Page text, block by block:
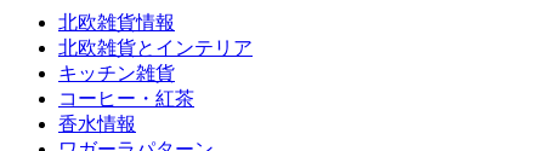
北欧雑貨情報
北欧雑貨とインテリア
キッチン雑貨
コーヒー・紅茶
香水情報